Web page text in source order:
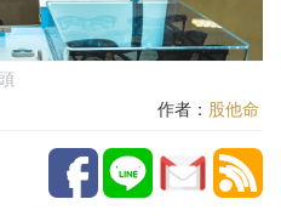
作者： 股他命